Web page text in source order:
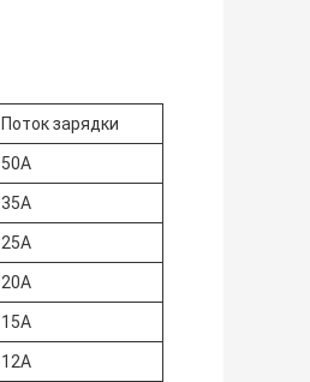
Поток зарядки
50А
35А
25А
20А
15А
12А